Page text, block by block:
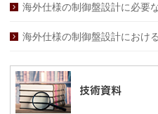
海外仕様の制御盤設計に必要
海外仕様の制御盤設計におけ